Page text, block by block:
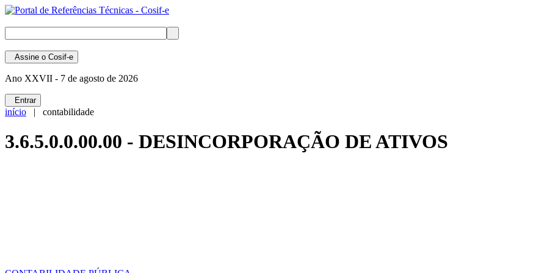
Assine o Cosif-e
Ano XXVII - 7 de agosto de 2026
Entrar
início | contabilidade
3.6.5.0.0.00.00 - DESINCORPORAÇÃO DE ATIVOS